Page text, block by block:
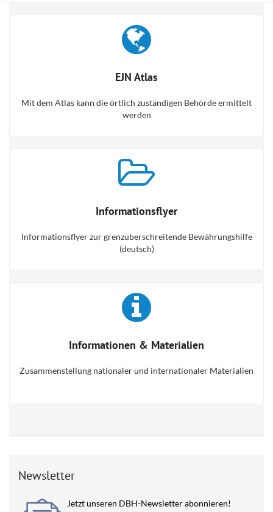
EJN Atlas
Mit dem Atlas kann die örtlich zuständigen Behörde ermittelt
werden
Informationsflyer
Informationsflyer zur grenzüberschreitende Bewährungshilfe
(deutsch)
Informationen & Materialien
Zusammenstellung nationaler und internationaler Materialien
Newsletter
Jetzt unseren DBH-Newsletter abonnieren!